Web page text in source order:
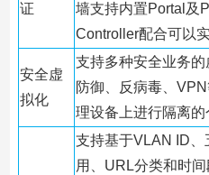
证
墙支持内置Portal及
Controller配合可以
安全虚
拟化
支持多种安全业务
防御、反病毒、
理设备上进行隔离的
支持基于VLAN ID
用、URL分类和时